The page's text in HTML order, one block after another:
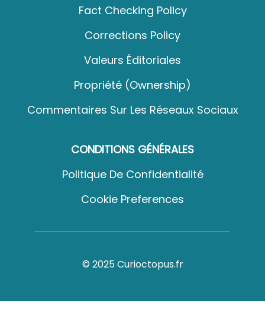
Fact Checking Policy
Corrections Policy
Valeurs Éditoriales
Propriété (Ownership)
Commentaires Sur Les Réseaux Sociaux
CONDITIONS GÉNÉRALES
Politique De Confidentialité
Cookie Preferences
© 2025 Curioctopus.fr